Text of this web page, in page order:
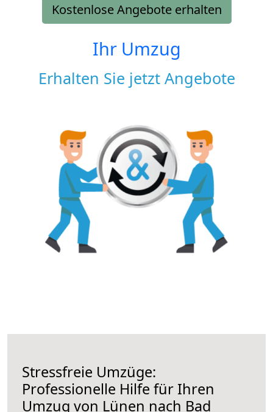
Kostenlose Angebote erhalten
Ihr Umzug
Erhalten Sie jetzt Angebote
Stressfreie Umzüge:
Professionelle Hilfe für Ihren
Umzug von Lünen nach Bad